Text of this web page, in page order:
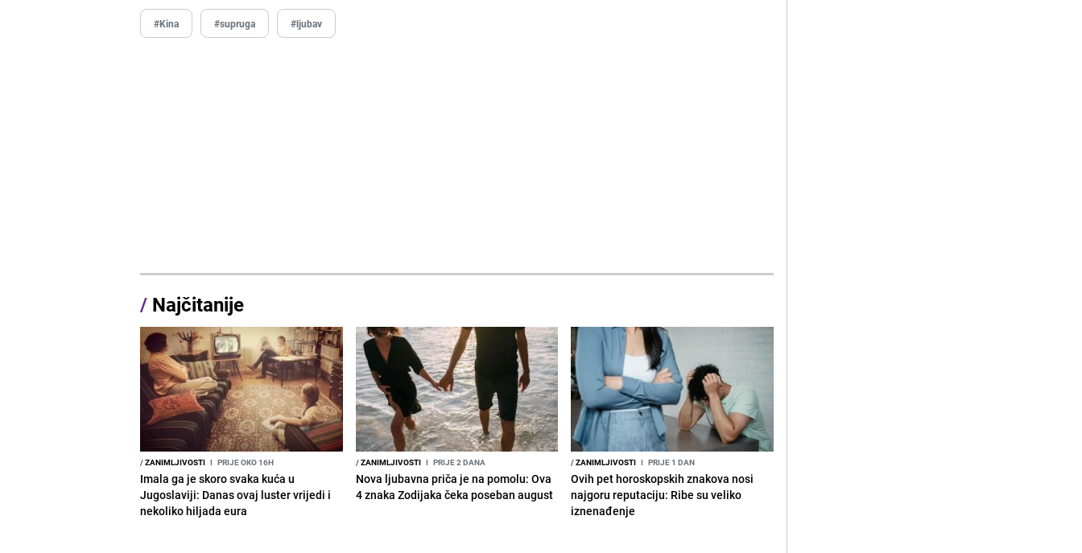
#Kina #supruga #ljubav
/ Najčitanije
/ZANIMLJIVOSTI I PRIJE OKO 16H
Imala ga je skoro svaka kuća u
Jugoslaviji: Danas ovaj luster vrijedi i
nekoliko hiljada eura
/ZANIMLJIVOSTI I PRIJE 2 DANA
Nova ljubavna priča je na pomolu: Ova
4 znaka Zodijaka čeka poseban august
/ZANIMLJIVOSTI I PRIJE 1 DAN
Ovih pet horoskopskih znakova nosi
najgoru reputaciju: Ribe su veliko
iznenađenje